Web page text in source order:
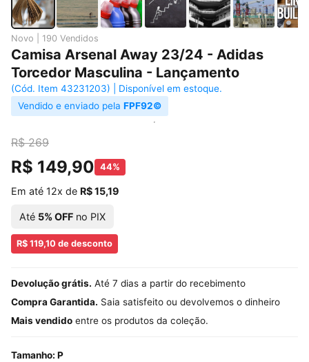
Novo | 190 Vendidos
Camisa Arsenal Away 23/24 - Adidas
Torcedor Masculina - Lançamento
(Cód. Item 43231203) | Disponível em estoque.
Vendido e enviado pela FPF92©
R$ 269
R$ 149,90 44%
Em até 12x de R$ 15,19
Até 5% OFF no PIX
R$ 119,10 de desconto
Devolução grátis. Até 7 dias a partir do recebimento
Compra Garantida. Saia satisfeito ou devolvemos o dinheiro
Mais vendido entre os produtos da coleção.
Tamanho: P